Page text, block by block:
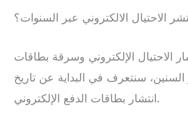
الاحتيال الالكتروني عبر السنوات؟
الاحتيال الإلكتروني وسرقة بطاقات
السنين، سنتعرف في البداية عن تاريخ
انتشار بطاقات الدفع الإلكتروني.